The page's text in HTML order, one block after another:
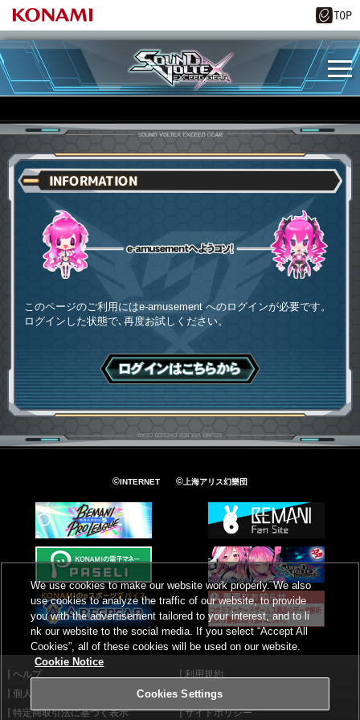
INFORMATION
このページのご利用にはe-amusement へのログインが必要です。
ログインした状態で､再度お試しください。
ログインはこちら
©INTERNET ©上海アリス幻樂団
ヘルプ
利用規約
個人情報等保護方針
外部送信について
特定商取引法に基づく表示
サイトポリシー
We use cookies to make our website work properly. We also
use cookies to analyze the traffic of our website, to provide
you with the advertisement tailored to your interest, and to li
nk our website to the social media. If you select “Accept All
Cookies”, all of these cookies will be used on our website.
Cookie Notice
Cookies Settings